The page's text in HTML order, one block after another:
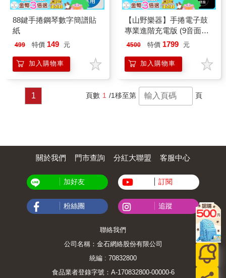
88鍵手捲鋼琴數字簡譜貼
紙
499 特價 149 元
加入購物車
【山野樂器】手捲電子鼓
專業進階充電版 (9音面雙
踏板 24H超長續航 內建雙
4500 特價 1799 元
加入購物車
1 頁數 1 /1移至第 頁
關於我們 門市查詢 分紅大聯盟 客服中心
加好友 訂閱
粉絲團 追蹤
聯絡我們
公司名稱：金石網絡股份有限公司
統編 : 70832800
食品業者登錄字號：A-170832800-00000-6